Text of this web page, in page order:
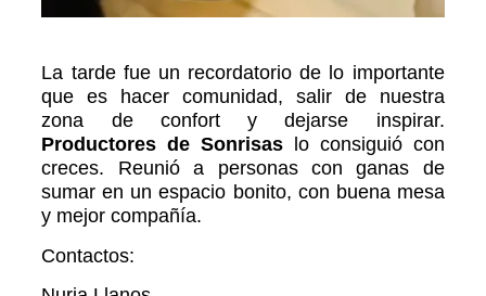
La tarde fue un recordatorio de lo importante
que es hacer comunidad, salir de nuestra
zona de confort y dejarse inspirar.
Productores de Sonrisas lo consiguió con
creces. Reunió a personas con ganas de
sumar en un espacio bonito, con buena mesa
y mejor compañía.
Contactos: